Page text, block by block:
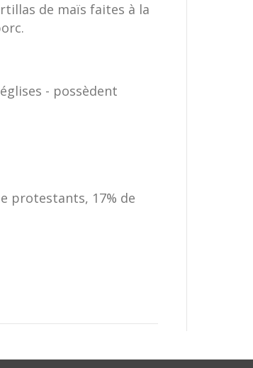
de maïs faites à la
- possèdent
protestants, 17% de